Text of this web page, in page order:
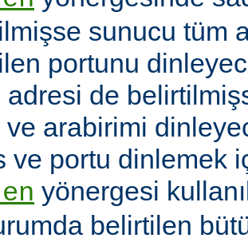
sunucu tüm
portunu
adresi de
ve arabirimi
ve portu dinlemek
yönergesi
belirtilen